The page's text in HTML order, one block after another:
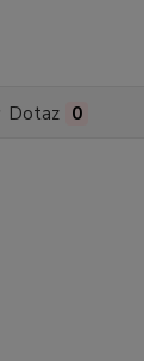
Dotaz 0